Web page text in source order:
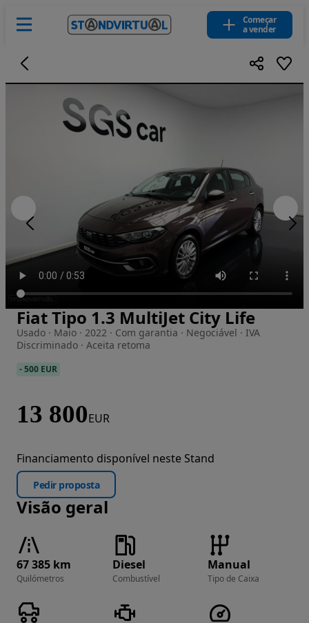
Começar
a vender
Imagem 1 de 25
Fiat Tipo 1.3 MultiJet City Life
Usado · Maio · 2022 · Com garantia · Negociável · IVA
Discriminado · Aceita retoma
-500 EUR
13 800EUR
Financiamento disponível neste Stand
Pedir proposta
Visão geral
67 385 km
Quilómetros
Diesel
Combustível
Manual
Tipo de Caixa